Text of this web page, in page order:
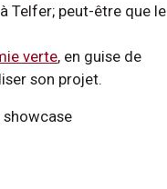
Telfer; peut-être que le
verte, en guise de
son projet.